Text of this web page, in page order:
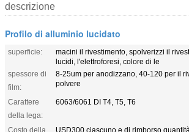
descrizione
Profilo di alluminio lucidato
superficie:
macini il rivestimento, spolverizzi il
lucidi, l'elettroforesi, colore di le
spessore di
film:
8-25um per anodizzano, 40-120 per il
polvere
Carattere
della lega:
6063/6061 DI T4, T5, T6
Costo della
USD300 ciascuno e di rimborso